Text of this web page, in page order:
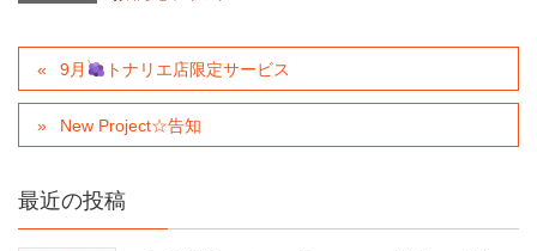
9月 トナリエ店限定サービス
New Project☆告知
最近の投稿